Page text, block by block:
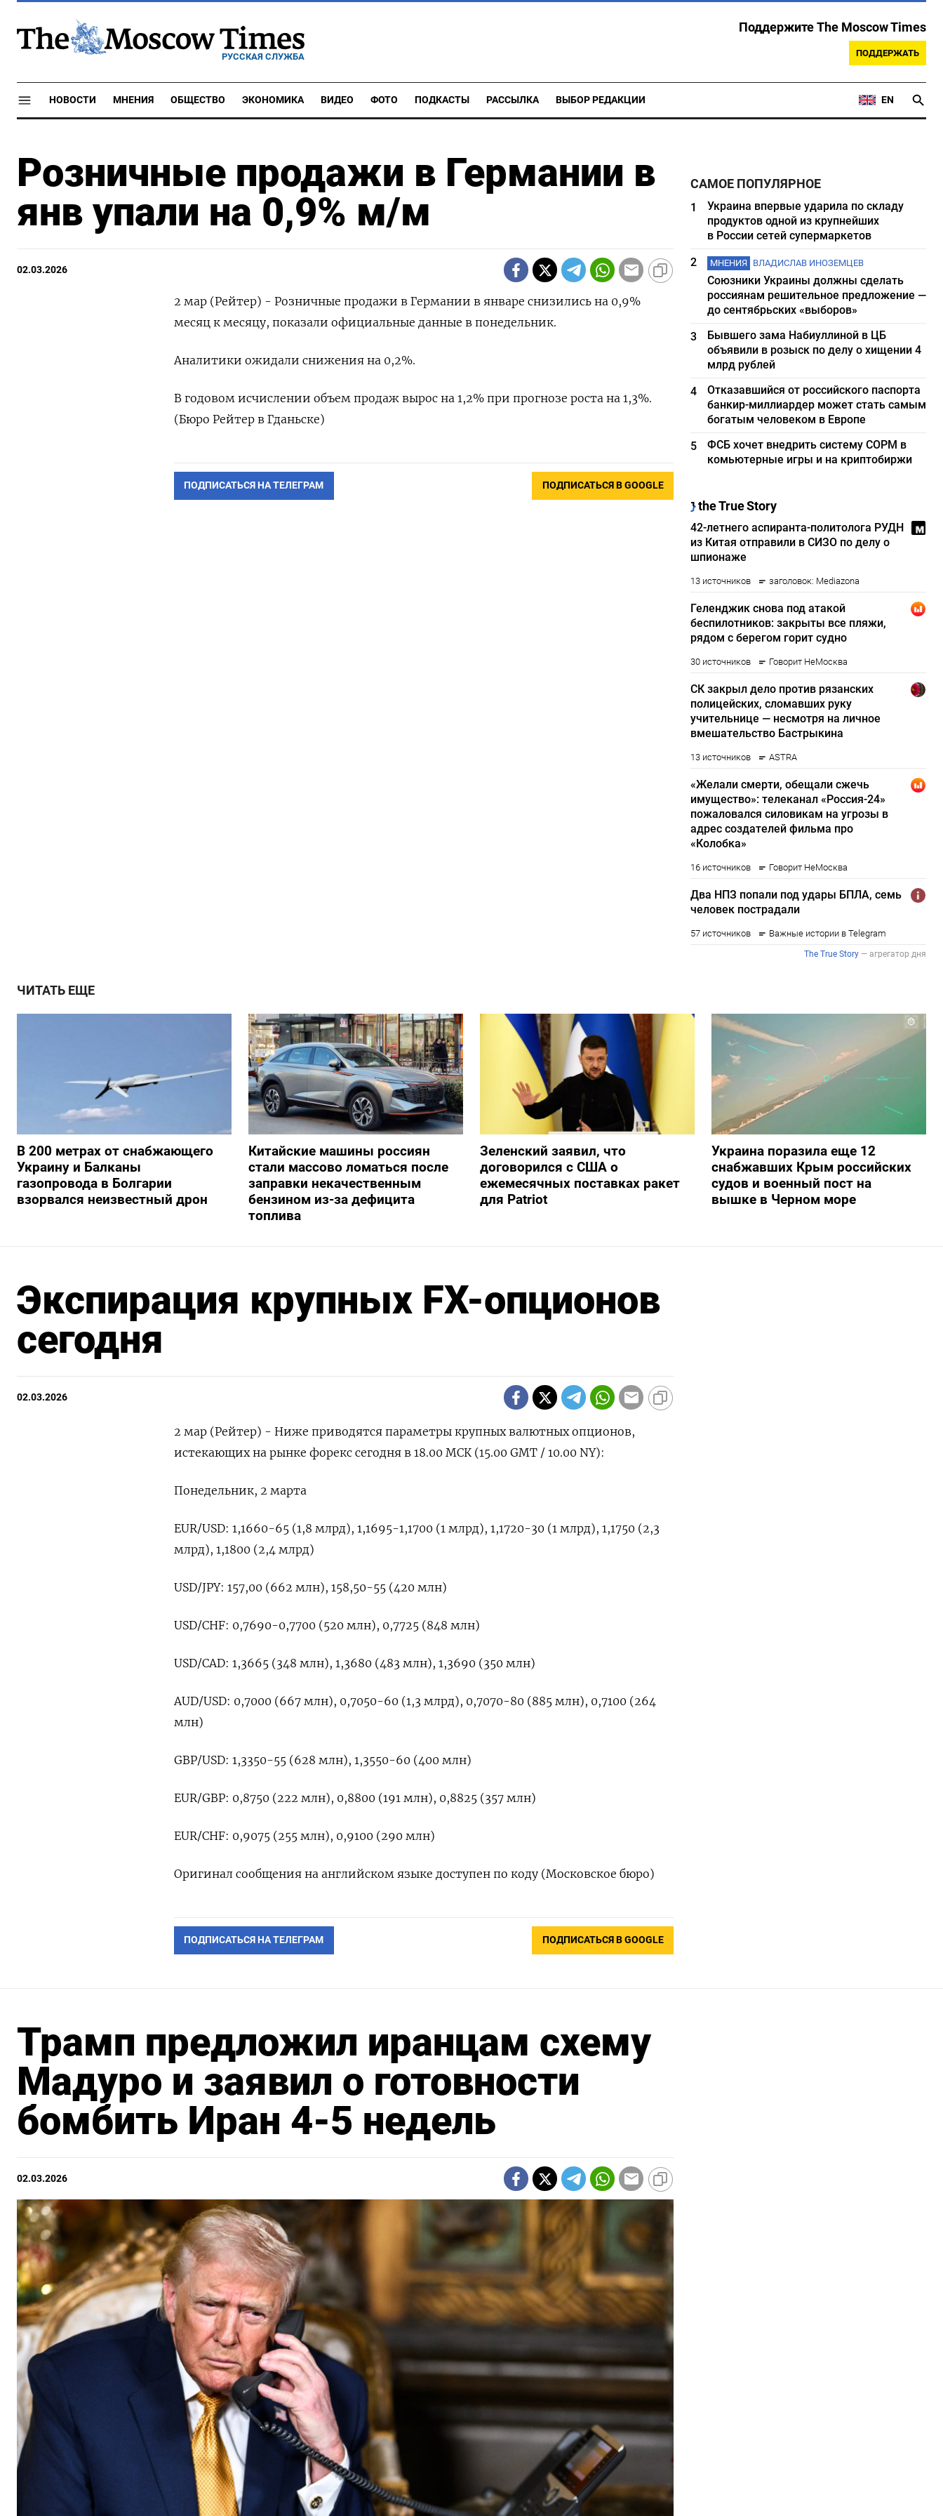
РУССКАЯ СЛУЖБА
Поддержите The Moscow Times
ПОДДЕРЖАТЬ
НОВОСТИ МНЕНИЯ ОБЩЕСТВО ЭКОНОМИКА ВИДЕО ФОТО ПОДКАСТЫ РАССЫЛКА ВЫБОР РЕДАКЦИИ EN
Розничные продажи в Германии в
янв упали на 0,9% м/м
02.03.2026
2 мар (Рейтер) - Розничные ‌продажи в ​Германии ​в ​январе снизились ⁠на ‌0,9%
месяц ‌к месяцу, ​показали ‌официальные ​данные ‌в понедельник.
Аналитики ожидали снижения ​на ​0,2%.
В ‌годовом ​исчислении объем продаж вырос на ​1,2% ⁠при прогнозе роста ‌на ‌1,3%.
(Бюро Рейтер ​в ‌Гданьске)
ПОДПИСАТЬСЯ НА ТЕЛЕГРАМ ПОДПИСАТЬСЯ В GOOGLE
САМОЕ ПОПУЛЯРНОЕ
1
Украина впервые ударила по складу
продуктов одной из крупнейших
в России сетей супермаркетов
2
МНЕНИЯ ВЛАДИСЛАВ ИНОЗЕМЦЕВ
Союзники Украины должны сделать
россиянам решительное предложение —
до сентябрьских «выборов»
3
Бывшего зама Набиуллиной в ЦБ
объявили в розыск по делу о хищении 4
млрд рублей
4
Отказавшийся от российского паспорта
банкир-миллиардер может стать самым
богатым человеком в Европе
5
ФСБ хочет внедрить систему СОРМ в
комьютерные игры и на криптобиржи
ЧИТАТЬ ЕЩЕ
В 200 метрах от снабжающего
Украину и Балканы
газопровода в Болгарии
взорвался неизвестный дрон
Китайские машины россиян
стали массово ломаться после
заправки некачественным
бензином из-за дефицита
топлива
Зеленский заявил, что
договорился с США о
ежемесячных поставках ракет
для Patriot
Украина поразила еще 12
снабжавших Крым российских
судов и военный пост на
вышке в Черном море
Экспирация крупных FX-опционов
сегодня
02.03.2026
2 мар (Рейтер) - Ниже приводятся параметры крупных валютных опционов,
‌истекающих на рынке форекс сегодня в ​18.00 МСК (15.00 ​GMT / ​10.00 NY):
Понедельник, ⁠2 ‌марта
EUR/USD: 1,1660-65 (1,8 ‌млрд), 1,1695-1,1700 (1 млрд), 1,1720-30 (1 млрд), 1,1750 (2,3 ​
млрд), ‌1,1800 (2,4 млрд)
USD/JPY: 157,00 (662 ​млн), 158,50-55 (420 млн)
USD/CHF: ‌0,7690-0,7700 (520 млн), 0,7725 (848 млн)
USD/CAD: 1,3665 (348 млн), ​1,3680 (483 ​млн), ‌1,3690 (350 млн)
AUD/USD: 0,7000 (667 млн), ​0,7050-60 (1,3 млрд), 0,7070-80 (885 млн), 0,7100 (264
млн)
GBP/USD: 1,3350-55 (628 млн), 1,3550-60 (400 млн)
EUR/GBP: 0,8750 (222 млн), ​0,8800 (191 ⁠млн), 0,8825 (357 млн)
EUR/CHF: 0,9075 (255 млн), ‌0,9100 (290 млн)
Оригинал ‌сообщения на английском языке ​доступен по ‌коду (Московское бюро)
ПОДПИСАТЬСЯ НА ТЕЛЕГРАМ ПОДПИСАТЬСЯ В GOOGLE
Трамп предложил иранцам схему
Мадуро и заявил о готовности
бомбить Иран 4-5 недель
02.03.2026